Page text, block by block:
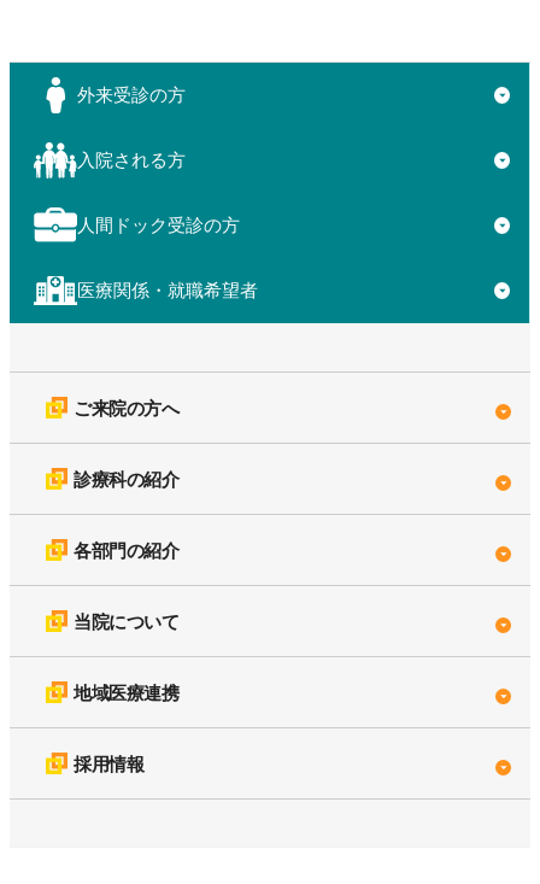
外来受診の方 ▼
入院される方 ▼
人間ドック受診の方 ▼
医療関係・就職希望者 ▼
ご来院の方へ
診療科の紹介
各部門の紹介
当院について
地域医療連携
採用情報